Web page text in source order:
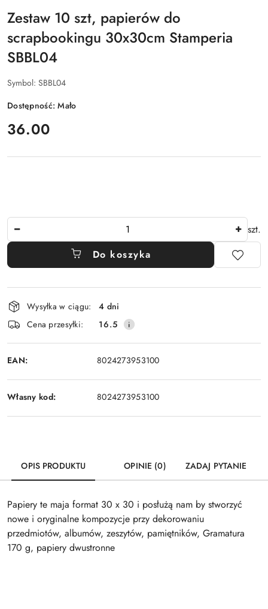
Zestaw 10 szt, papierów do
scrapbookingu 30x30cm Stamperia
SBBL04
Symbol: SBBL04
Dostępność:Mało
cena:
36.00
szt.
Do koszyka
Dostępność
i
dostawa
Wysyłka w ciągu:
4 dni
Cena przesyłki:
16.5
EAN: 8024273953100
Własny kod: 8024273953100
OPIS PRODUKTU OPINIE (0) ZADAJ PYTANIE
Papiery te maja format 30 x 30 i posłużą nam by stworzyć
nowe i oryginalne kompozycje przy dekorowaniu
przedmiotów, albumów, zeszytów, pamiętników, Gramatura
170 g, papiery dwustronne